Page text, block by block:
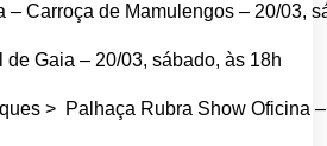
– Carroça de Mamulengos – 20/03,
de Gaia – 20/03, sábado, às 18h
> Palhaça Rubra Show Oficina